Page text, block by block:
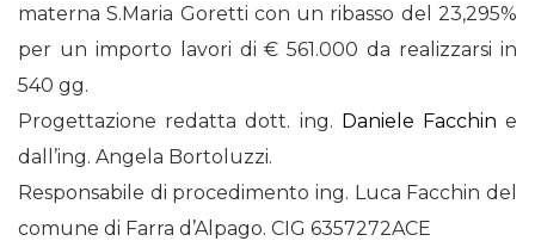
materna S.Maria Goretti con un ribasso del 23,295%
per un importo lavori di € 561.000 da realizzarsi in
540 gg.
Progettazione redatta dott. ing. Daniele Facchin e
dall’ing. Angela Bortoluzzi.
Responsabile di procedimento ing. Luca Facchin del
comune di Farra d’Alpago. CIG 6357272ACE